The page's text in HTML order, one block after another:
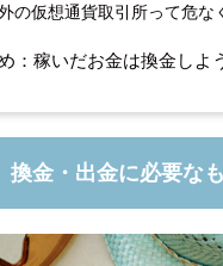
の仮想通貨取引所って危な
：稼いだお金は換金しよ
換金・出金に必要な